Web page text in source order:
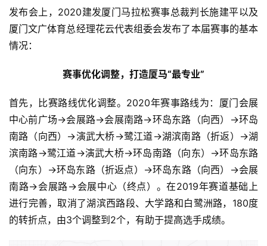
发布会上，2020建发厦门马拉松赛事总裁判长施建平以及
厦门文广体育总经理花云代表组委会发布了本届赛事的基本
情况：
赛事优化调整，打造厦马“最专业”
首先，比赛路线优化调整。2020年赛事路线为：厦门会展
中心前广场→会展路→会展南路→环岛东路（向西）→环岛
南路（向西）→演武大桥→鹭江道→湖滨南路（折返）→湖
滨南路→鹭江道→演武大桥→环岛南路（向东）→环岛东路
（向东）→环岛东路（折返点）→环岛东路（向西）→会展
南路→会展路→会展中心（终点）。在2019年赛道基础上
进行完善，取消了湖滨西路段、大学路和白鹭洲路，180度
的转折点，由3个调整到2个，有助于提高选手成绩。